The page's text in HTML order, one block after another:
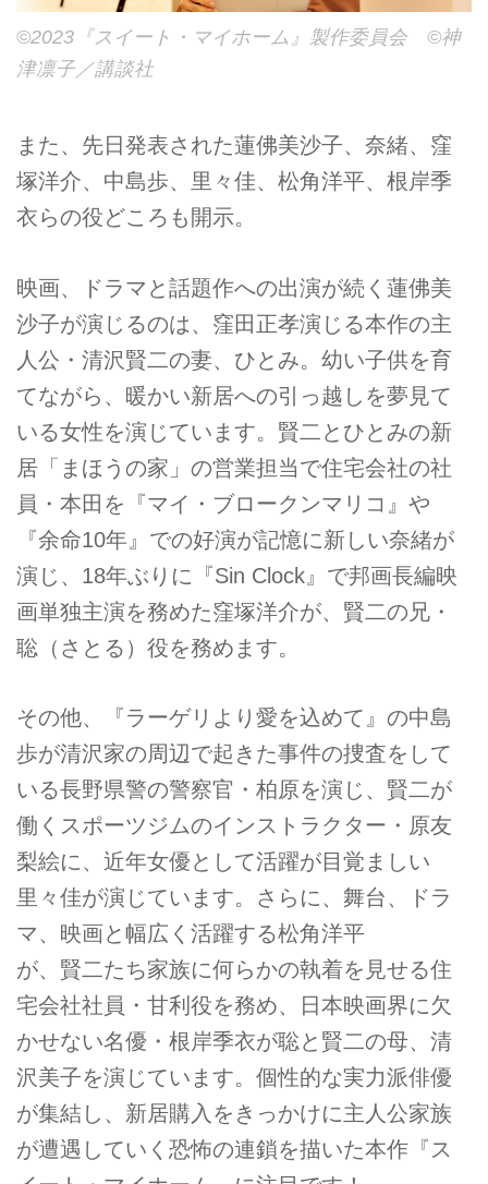
©2023『スイート・マイホーム』製作委員会 ©神
津凛子／講談社
また、先日発表された蓮佛美沙子、奈緒、窪
塚洋介、中島歩、里々佳、松角洋平、根岸季
衣らの役どころも開示。
映画、ドラマと話題作への出演が続く蓮佛美
沙子が演じるのは、窪田正孝演じる本作の主
人公・清沢賢二の妻、ひとみ。幼い子供を育
てながら、暖かい新居への引っ越しを夢見て
いる女性を演じています。賢二とひとみの新
居「まほうの家」の営業担当で住宅会社の社
員・本田を『マイ・ブロークンマリコ』や
『余命10年』での好演が記憶に新しい奈緒が
演じ、18年ぶりに『Sin Clock』で邦画長編映
画単独主演を務めた窪塚洋介が、賢二の兄・
聡（さとる）役を務めます。
その他、『ラーゲリより愛を込めて』の中島
歩が清沢家の周辺で起きた事件の捜査をして
いる長野県警の警察官・柏原を演じ、賢二が
働くスポーツジムのインストラクター・原友
梨絵に、近年女優として活躍が目覚ましい
里々佳が演じています。さらに、舞台、ドラ
マ、映画と幅広く活躍する松角洋平
が、賢二たち家族に何らかの執着を見せる住
宅会社社員・甘利役を務め、日本映画界に欠
かせない名優・根岸季衣が聡と賢二の母、清
沢美子を演じています。個性的な実力派俳優
が集結し、新居購入をきっかけに主人公家族
が遭遇していく恐怖の連鎖を描いた本作『ス